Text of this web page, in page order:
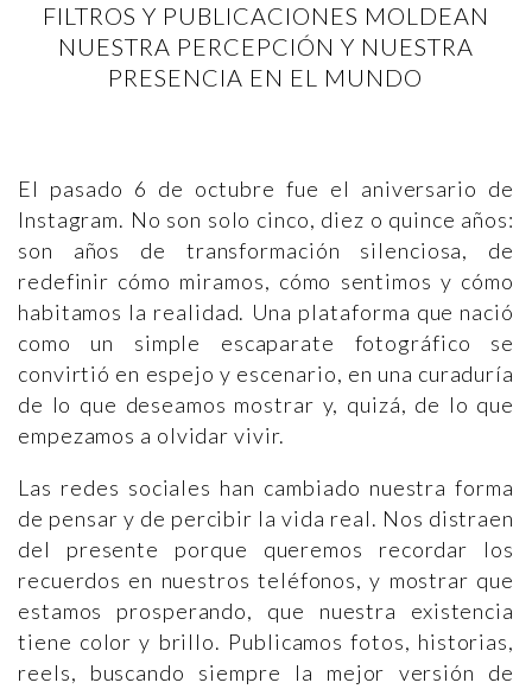
FILTROS Y PUBLICACIONES MOLDEAN
NUESTRA PERCEPCIÓN Y NUESTRA
PRESENCIA EN EL MUNDO
El pasado 6 de octubre fue el aniversario de
Instagram. No son solo cinco, diez o quince años:
son años de transformación silenciosa, de
redefinir cómo miramos, cómo sentimos y cómo
habitamos la realidad. Una plataforma que nació
como un simple escaparate fotográfico se
convirtió en espejo y escenario, en una curaduría
de lo que deseamos mostrar y, quizá, de lo que
empezamos a olvidar vivir.
Las redes sociales han cambiado nuestra forma
de pensar y de percibir la vida real. Nos distraen
del presente porque queremos recordar los
recuerdos en nuestros teléfonos, y mostrar que
estamos prosperando, que nuestra existencia
tiene color y brillo. Publicamos fotos, historias,
reels, buscando siempre la mejor versión de